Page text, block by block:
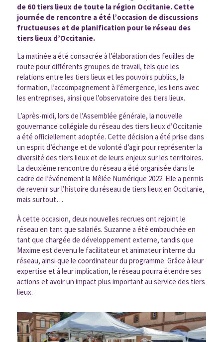
de 60 tiers lieux de toute la région Occitanie. Cette
journée de rencontre a été l’occasion de discussions
fructueuses et de planification pour le réseau des
tiers lieux d’Occitanie.
La matinée a été consacrée à l’élaboration des feuilles de
route pour différents groupes de travail, tels que les
relations entre les tiers lieux et les pouvoirs publics, la
formation, l’accompagnement à l’émergence, les liens avec
les entreprises, ainsi que l’observatoire des tiers lieux.
L’après-midi, lors de l’Assemblée générale, la nouvelle
gouvernance collégiale du réseau des tiers lieux d’Occitanie
a été officiellement adoptée. Cette décision a été prise dans
un esprit d’échange et de volonté d’agir pour représenter la
diversité des tiers lieux et de leurs enjeux sur les territoires.
La deuxième rencontre du réseau a été organisée dans le
cadre de l’événement la Mêlée Numérique 2022. Elle a permis
de revenir sur l’histoire du réseau de tiers lieux en Occitanie,
mais surtout…
À cette occasion, deux nouvelles recrues ont rejoint le
réseau en tant que salariés. Suzanne a été embauchée en
tant que chargée de développement externe, tandis que
Maxime est devenu le facilitateur et animateur interne du
réseau, ainsi que le coordinateur du programme. Grâce à leur
expertise et à leur implication, le réseau pourra étendre ses
actions et avoir un impact plus important au service des tiers
lieux.